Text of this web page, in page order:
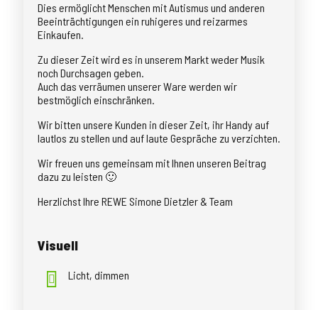
Dies ermöglicht Menschen mit Autismus und anderen
Beeinträchtigungen ein ruhigeres und reizarmes
Einkaufen.
Zu dieser Zeit wird es in unserem Markt weder Musik
noch Durchsagen geben.
Auch das verräumen unserer Ware werden wir
bestmöglich einschränken.
Wir bitten unsere Kunden in dieser Zeit, ihr Handy auf
lautlos zu stellen und auf laute Gespräche zu verzichten.
Wir freuen uns gemeinsam mit Ihnen unseren Beitrag
dazu zu leisten 🙂
Herzlichst Ihre REWE Simone Dietzler & Team
Visuell
Licht, dimmen